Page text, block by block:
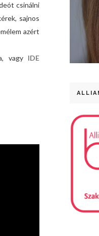
csinálni
sajnos
azért
vagy IDE